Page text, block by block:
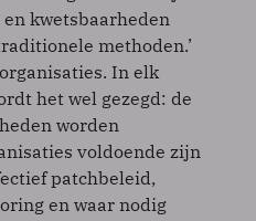
kwetsbaarheden
methoden.’
In elk
het wel gezegd: de
worden
voldoende zijn
patchbeleid,
en waar nodig